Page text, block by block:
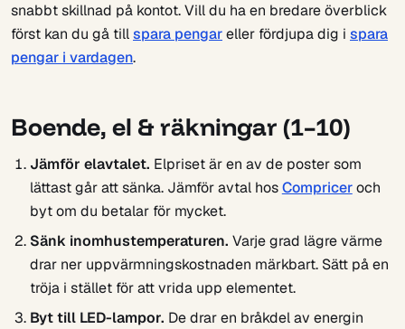
snabbt skillnad på kontot. Vill du ha en bredare överblick
först kan du gå tillspara pengareller fördjupa dig i spara
pengar i vardagen.
Boende, el & räkningar (1–10)
Jämför elavtalet. Elpriset är en av de poster som
lättast går att sänka. Jämför avtal hosCompriceroch
byt om du betalar för mycket.
Sänk inomhustemperaturen. Varje grad lägre värme
drar ner uppvärmningskostnaden märkbart. Sätt på en
tröja i stället för att vrida upp elementet.
Byt till LED-lampor. De drar en bråkdel av energin